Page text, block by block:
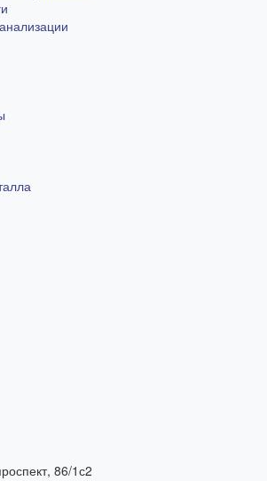
86/1с2